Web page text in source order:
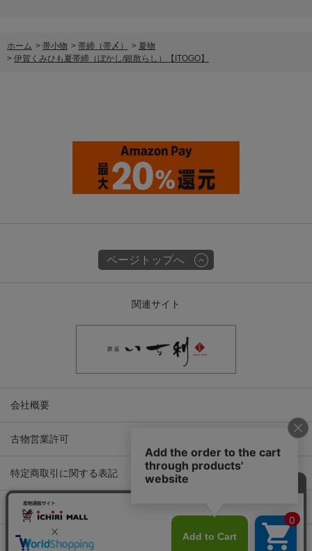
ホーム > 帯小物 > 帯締（帯〆） > 夏物
> 伊賀くみひも夏帯締（ぼかし/銀散らし）【ITOGO】
ページトップへ
関連サイト
会社概要
古物営業許可
特定商取引に関する表記
プライバシーポリシー